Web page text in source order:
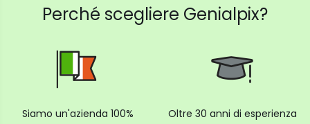
Perché scegliere Genialpix?
Siamo un'azienda 100%
Oltre 30 anni di esperienza